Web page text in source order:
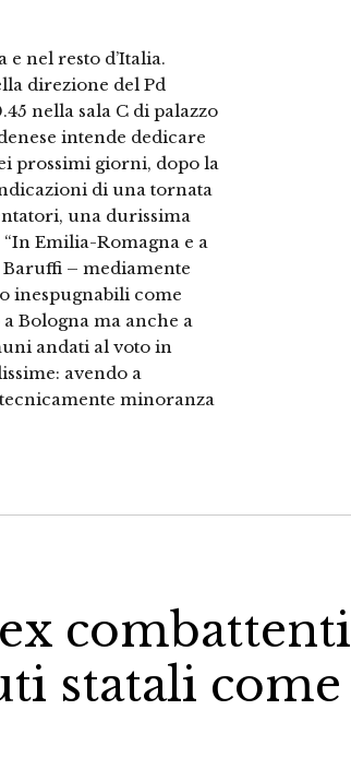
nel resto d’Italia.
direzione del Pd
nella sala C di palazzo
intende dedicare
prossimi giorni, dopo la
di una tornata
una durissima
Emilia-Romagna e a
– mediamente
inespugnabili come
Bologna ma anche a
andati al voto in
avendo a
minoranza
combattenti
statali come